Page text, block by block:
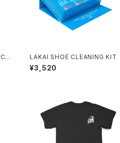
LAKAI SHOE CLEANING KIT
¥3,520